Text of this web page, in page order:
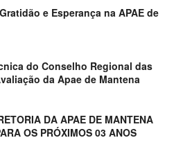
e Esperança na APAE de
do Conselho Regional das
da Apae de Mantena
DA APAE DE MANTENA
OS PRÓXIMOS 03 ANOS